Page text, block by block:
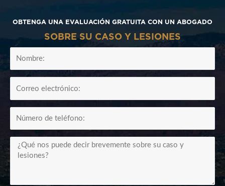
OBTENGA UNA EVALUACIÓN GRATUITA CON UN ABOGADO
SOBRE SU CASO Y LESIONES
Summary